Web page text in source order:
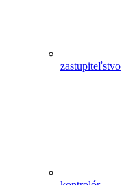
zastupiteľstvo